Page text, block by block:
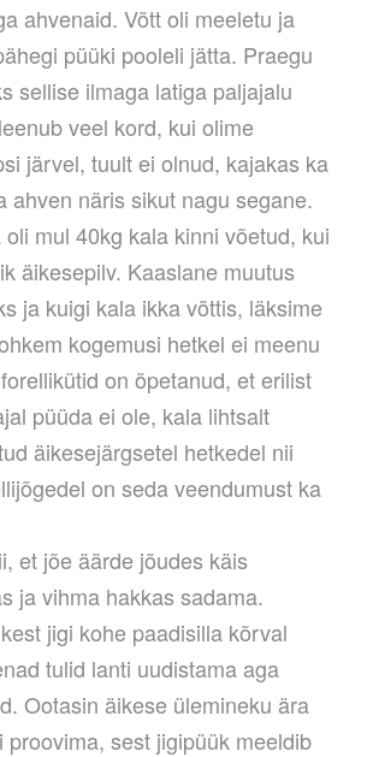
ahvenaid. Võtt oli meeletu ja
püüki pooleli jätta. Praegu
sellise ilmaga latiga paljajalu
veel kord, kui olime
järvel, tuult ei olnud, kajakas ka
ahven näris sikut nagu segane.
mul 40kg kala kinni võetud, kui
äikesepilv. Kaaslane muutus
ja kuigi kala ikka võttis, läksime
kogemusi hetkel ei meenu
on õpetanud, et erilist
püüda ei ole, kala lihtsalt
äikesejärgsetel hetkedel nii
on seda veendumust ka
et jõe äärde jõudes käis
ja vihma hakkas sadama.
jigi kohe paadisilla kõrval
tulid lanti uudistama aga
Ootasin äikese ülemineku ära
proovima, sest jigipüük meeldib